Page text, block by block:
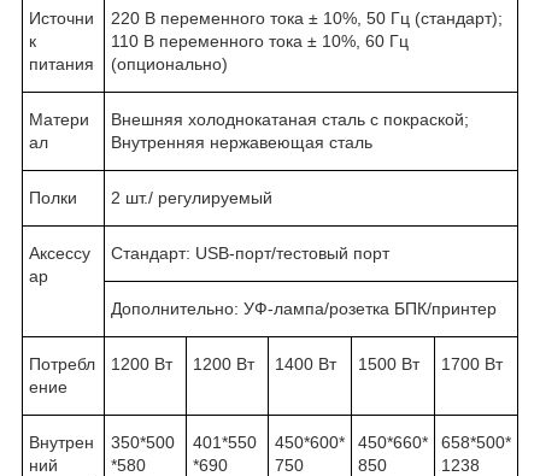
Источни
к
питания
220 В переменного тока ± 10%, 50 Гц (стандарт);
110 В переменного тока ± 10%, 60 Гц
(опционально)
Матери
ал
Внешняя холоднокатаная сталь с покраской;
Внутренняя нержавеющая сталь
Полки 2 шт./ регулируемый
Аксессу
ар
Стандарт: USB-порт/тестовый порт
Дополнительно: УФ-лампа/розетка БПК/принтер
Потребл
ение
1200 Вт 1200 Вт 1400 Вт 1500 Вт 1700 Вт
Внутрен
ний
350*500
*580
401*550
*690
450*600*
750
450*660*
850
658*500*
1238